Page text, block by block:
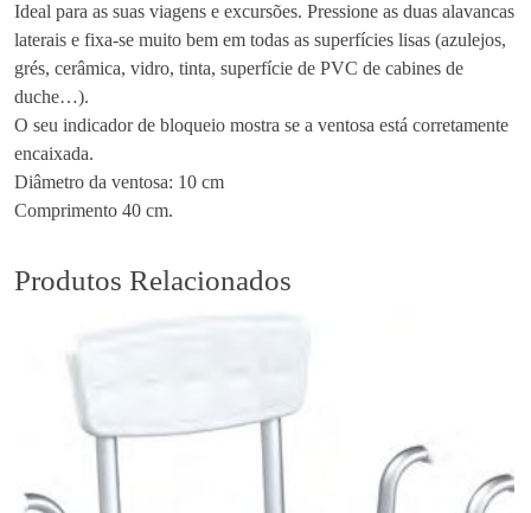
a
c
o
m
V
e
n
t
s
Ideal para as suas viagens e excursões. Pressione as duas alavancas
laterais e fixa-se muito bem em todas as superfícies lisas (azulejos,
grés, cerâmica, vidro, tinta, superfície de PVC de cabines de
duche…).
O seu indicador de bloqueio mostra se a ventosa está corretamente
encaixada.
Diâmetro da ventosa: 10 cm
Comprimento 40 cm.
Produtos Relacionados